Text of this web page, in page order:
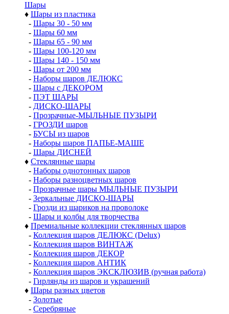
Шары
♦ Шары из пластика
- Шары 30 - 50 мм
- Шары 60 мм
- Шары 65 - 90 мм
- Шары 100-120 мм
- Шары 140 - 150 мм
- Шары от 200 мм
- Наборы шаров ДЕЛЮКС
- Шары с ДЕКОРОМ
- ПЭТ ШАРЫ
- ДИСКО-ШАРЫ
- Прозрачные-МЫЛЬНЫЕ ПУЗЫРИ
- ГРОЗДИ шаров
- БУСЫ из шаров
- Наборы шаров ПАПЬЕ-МАШЕ
- Шары ДИСНЕЙ
♦ Стеклянные шары
- Наборы однотонных шаров
- Наборы разноцветных шаров
- Прозрачные шары МЫЛЬНЫЕ ПУЗЫРИ
- Зеркальные ДИСКО-ШАРЫ
- Грозди из шариков на проволоке
- Шары и колбы для творчества
♦ Премиальные коллекции стеклянных шаров
- Коллекция шаров ДЕЛЮКС (Delux)
- Коллекция шаров ВИНТАЖ
- Коллекция шаров ДЕКОР
- Коллекция шаров АНТИК
- Коллекция шаров ЭКСКЛЮЗИВ (ручная работа)
- Гирлянды из шаров и украшений
♦ Шары разных цветов
- Золотые
- Серебряные